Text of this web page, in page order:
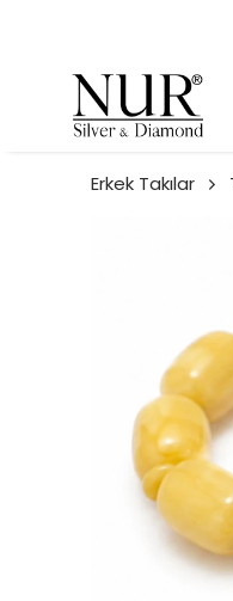
Erkek Takılar